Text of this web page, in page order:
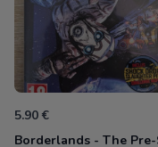
5.90 €